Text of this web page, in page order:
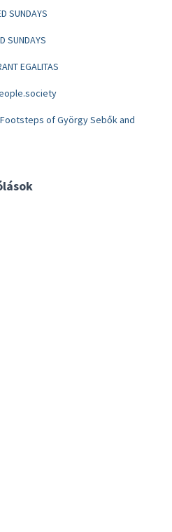
SUNDAYS
SUNDAYS
EGALITAS
of György Sebők and